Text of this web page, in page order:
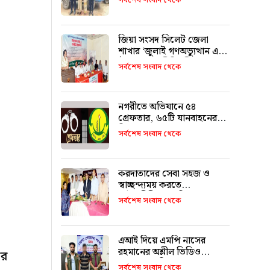
জিয়া সংসদ সিলেট জেলা
শাখার ‘জুলাই গণঅভ্যুত্থান এবং
ঐক্যের রাজনীতি’ শীর্ষক
আলোচনা
সর্বশেষ সংবাদ থেকে
নগরীতে অভিযানে ৫৪
গ্রেফতার, ৬৫টি যানবাহনের
বিরুদ্ধে মামলা
সর্বশেষ সংবাদ থেকে
করদাতাদের সেবা সহজ ও
স্বাচ্ছন্দ্যময় করতে
আইনজীবীদের ভূমিকা
অপরিহার্য: কর কমিশনার
সর্বশেষ সংবাদ থেকে
এআই দিয়ে এমপি নাসের
রহমানের অশ্লীল ভিডিও
ছড়ানোর অভিযোগে সাভার